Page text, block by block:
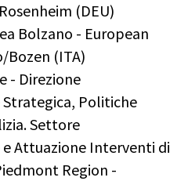
(DEU)
Bolzano - European
Bozen (ITA)
- Direzione
Politiche
Settore
Attuazione Interventi di
Region -